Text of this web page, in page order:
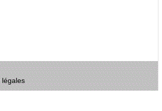
légales